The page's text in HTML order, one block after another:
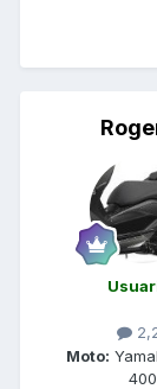
Moto:
400